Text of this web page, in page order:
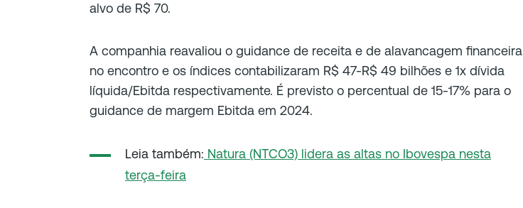
alvo de R$ 70.
A companhia reavaliou o guidance de receita e de alavancagem financeira
no encontro e os índices contabilizaram R$ 47-R$ 49 bilhões e 1x dívida
líquida/Ebitda respectivamente. É previsto o percentual de 15-17% para o
guidance de margem Ebitda em 2024.
Leia também: Natura (NTCO3) lidera as altas no Ibovespa nesta
terça-feira